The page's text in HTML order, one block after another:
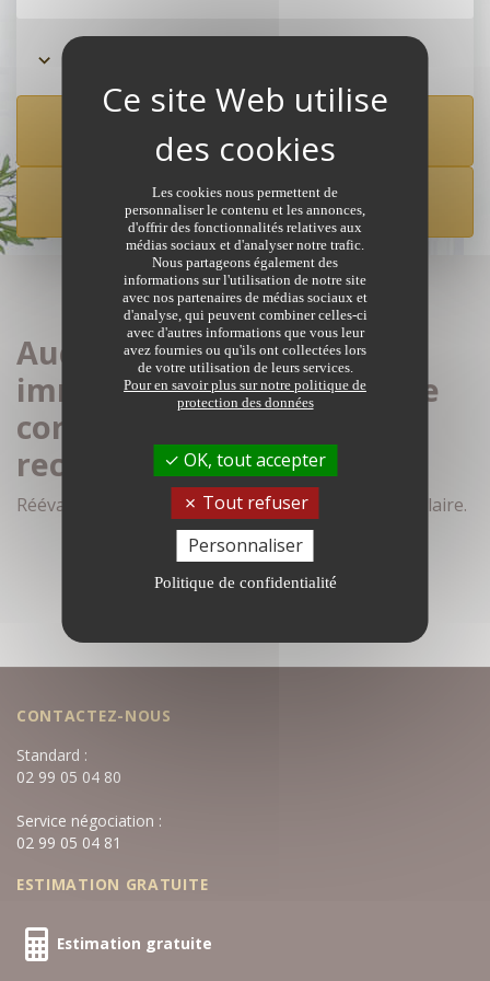
CRÉER UNE ALERTE
Aucune annonce
immobilière de notaires ne
correspond à votre
recherche
Réévaluez vos critères de recherche dans le formulaire.
CONTACTEZ-NOUS
Standard :
02 99 05 04 80
Service négociation :
02 99 05 04 81
ESTIMATION GRATUITE
Estimation gratuite
Les cookies nous permettent de
personnaliser le contenu et les annonces,
d'offrir des fonctionnalités relatives aux
médias sociaux et d'analyser notre trafic.
Nous partageons également des
informations sur l'utilisation de notre site
avec nos partenaires de médias sociaux et
d'analyse, qui peuvent combiner celles-ci
avec d'autres informations que vous leur
avez fournies ou qu'ils ont collectées lors
de votre utilisation de leurs services.
Pour en savoir plus sur notre politique de
protection des données
OK, tout accepter
Tout refuser
Personnaliser
Politique de confidentialité